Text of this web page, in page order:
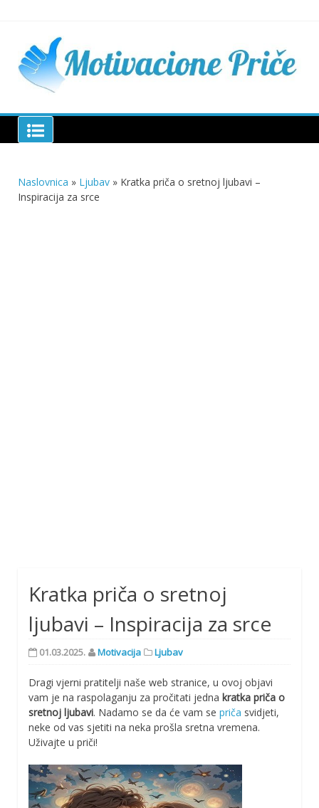
Motivacione Priče
Naslovnica » Ljubav » Kratka priča o sretnoj ljubavi –
Inspiracija za srce
Kratka priča o sretnoj
ljubavi – Inspiracija za srce
01.03.2025. Motivacija Ljubav
Dragi vjerni pratitelji naše web stranice, u ovoj objavi
vam je na raspolaganju za pročitati jedna kratka priča o
sretnoj ljubavi. Nadamo se da će vam se priča svidjeti,
neke od vas sjetiti na neka prošla sretna vremena.
Uživajte u priči!